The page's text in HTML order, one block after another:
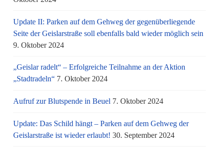
Update II: Parken auf dem Gehweg der gegenüberliegende
Seite der Geislarstraße soll ebenfalls bald wieder möglich sein
9. Oktober 2024
„Geislar radelt“ – Erfolgreiche Teilnahme an der Aktion
„Stadtradeln“ 7. Oktober 2024
Aufruf zur Blutspende in Beuel 7. Oktober 2024
Update: Das Schild hängt – Parken auf dem Gehweg der
Geislarstraße ist wieder erlaubt! 30. September 2024